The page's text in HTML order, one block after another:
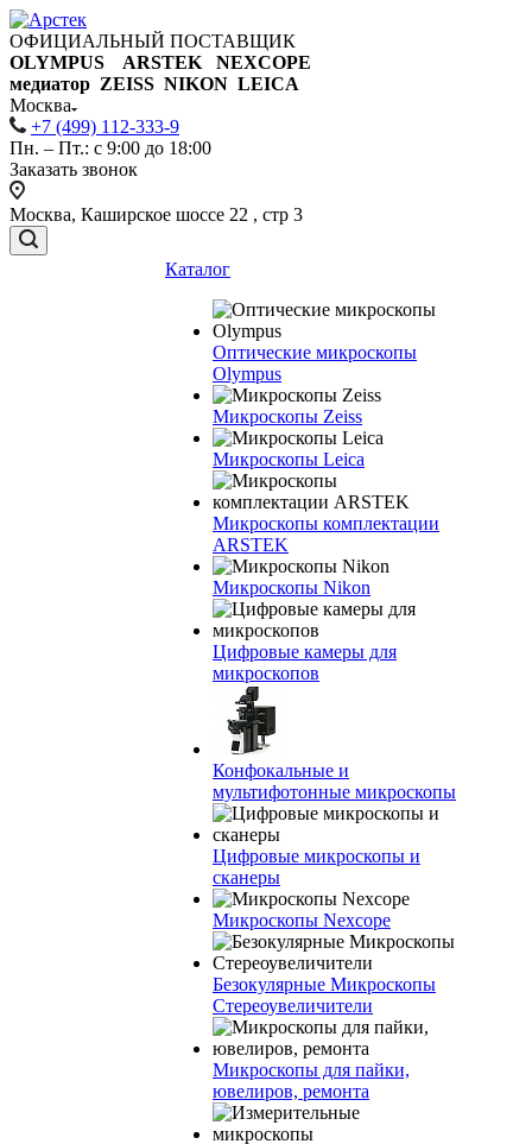
ОФИЦИАЛЬНЫЙ ПОСТАВЩИК
OLYMPUS ARSTEK NEXCOPE
медиатор ZEISS NIKON LEICA
Москва
+7 (499) 112-333-9
Пн. – Пт.: с 9:00 до 18:00
Заказать звонок
Москва, Каширское шоссе 22 , стр 3
Каталог
Оптические микроскопы
Olympus
Микроскопы Zeiss
Микроскопы Leica
Микроскопы комплектации
ARSTEK
Микроскопы Nikon
Цифровые камеры для
микроскопов
Конфокальные и
мультифотонные микроскопы
Цифровые микроскопы и
сканеры
Микроскопы Nexcope
Безокулярные Микроскопы
Стереоувеличители
Микроскопы для пайки,
ювелиров, ремонта